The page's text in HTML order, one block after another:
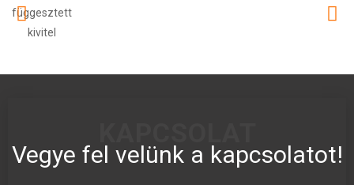
Vegye fel velünk a kapcsolatot!